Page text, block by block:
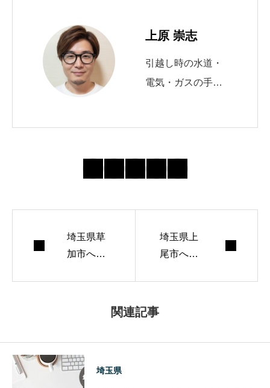
上原 崇志
引越し時の水道・
電気・ガスの手続
の最新動向を追
い、初めてでも迷
す。 週末はランニ
ングとコーヒー焙
埼玉県草
加市へ引
埼玉県上
尾市へ引
関連記事
埼玉県